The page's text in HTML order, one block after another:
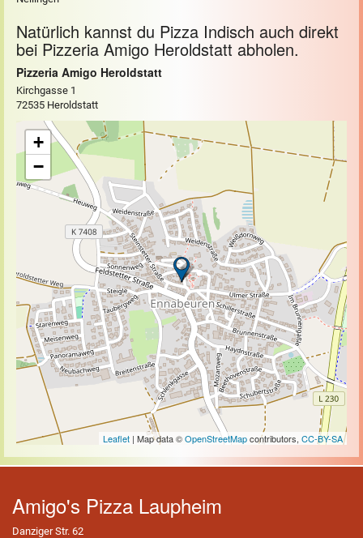
Natürlich kannst du Pizza Indisch auch direkt
bei Pizzeria Amigo Heroldstatt abholen.
Pizzeria Amigo Heroldstatt
Kirchgasse 1
72535 Heroldstatt
+
−
Leaflet | Map data ©OpenStreetMapcontributors, CC-BY-SA
Amigo's Pizza Laupheim
Danziger Str. 62